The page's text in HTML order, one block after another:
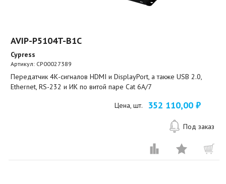
AVIP-P5104T-B1C
Cypress
Артикул: CP00027389
Передатчик 4К-сигналов HDMI и DisplayPort, а также USB 2.0,
Ethernet, RS-232 и ИК по витой паре Cat 6A/7
Цена, шт. 352 110,00 ₽
Под заказ